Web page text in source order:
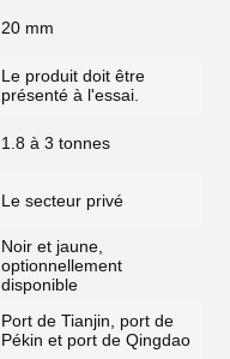
20 mm
Le produit doit être
présenté à l'essai.
1.8 à 3 tonnes
Le secteur privé
Noir et jaune,
optionnellement
disponible
Port de Tianjin, port de
Pékin et port de Qingdao